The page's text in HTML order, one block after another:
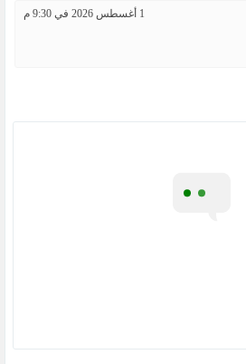
1 أغسطس 2026 في 9:30 م